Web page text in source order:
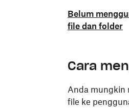
Belum
file dan folder
Cara
Anda mungkin
file ke